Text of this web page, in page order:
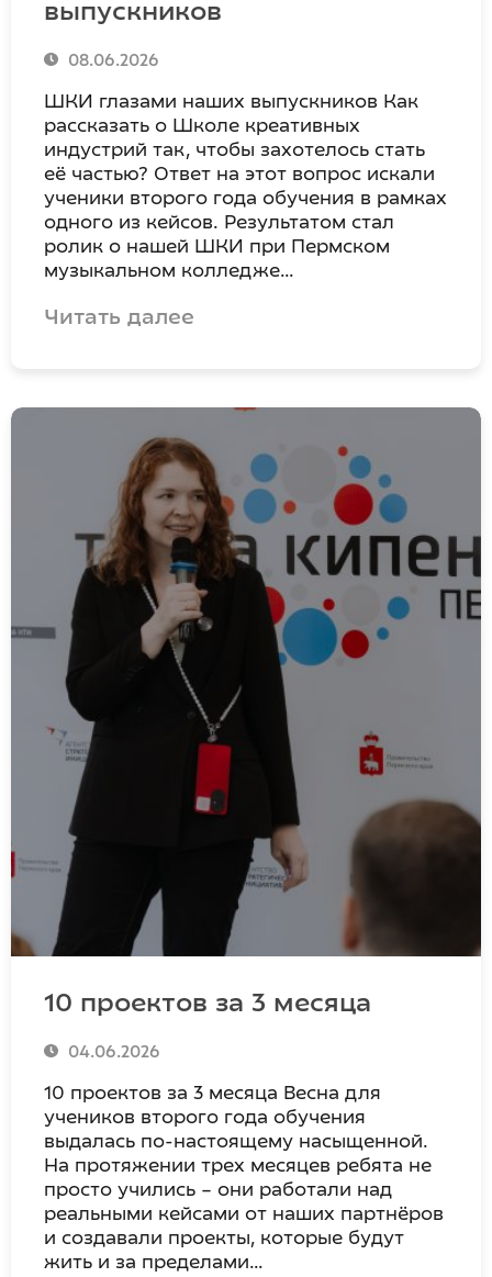
выпускников
08.06.2026
ШКИ глазами наших выпускников Как
рассказать о Школе креативных
индустрий так, чтобы захотелось стать
её частью? Ответ на этот вопрос искали
ученики второго года обучения в рамках
одного из кейсов. Результатом стал
ролик о нашей ШКИ при Пермском
музыкальном колледже…
Читать далее
10 проектов за 3 месяца
04.06.2026
10 проектов за 3 месяца Весна для
учеников второго года обучения
выдалась по-настоящему насыщенной.
На протяжении трех месяцев ребята не
просто учились – они работали над
реальными кейсами от наших партнёров
и создавали проекты, которые будут
жить и за пределами…